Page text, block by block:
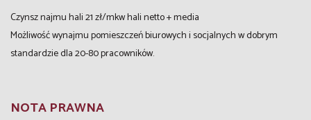
Czynsz najmu hali 21 zł/mkw hali netto + media
Możliwość wynajmu pomieszczeń biurowych i socjalnych w dobrym
standardzie dla 20-80 pracowników.
NOTA PRAWNA